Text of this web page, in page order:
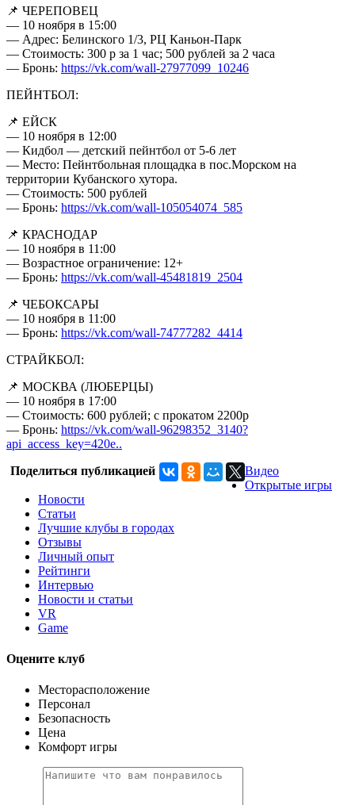
📌 ЧЕРЕПОВЕЦ
— 10 ноября в 15:00
— Адрес: Белинского 1/3, РЦ Каньон-Парк
— Стоимость: 300 р за 1 час; 500 рублей за 2 часа
— Бронь: https://vk.com/wall-27977099_10246
ПЕЙНТБОЛ:
📌 ЕЙСК
— 10 ноября в 12:00
— Кидбол — детский пейнтбол от 5-6 лет
— Место: Пейнтбольная площадка в пос.Морском на
территории Кубанского хутора.
— Стоимость: 500 рублей
— Бронь: https://vk.com/wall-105054074_585
📌 КРАСНОДАР
— 10 ноября в 11:00
— Возрастное ограничение: 12+
— Бронь: https://vk.com/wall-45481819_2504
📌 ЧЕБОКСАРЫ
— 10 ноября в 11:00
— Бронь: https://vk.com/wall-74777282_4414
СТРАЙКБОЛ:
📌 МОСКВА (ЛЮБЕРЦЫ)
— 10 ноября в 17:00
— Стоимость: 600 рублей; с прокатом 2200р
— Бронь: https://vk.com/wall-96298352_3140?
api_access_key=420e..
Поделиться публикацией
Видео
Открытые игры
Новости
Статьи
Лучшие клубы в городах
Отзывы
Личный опыт
Рейтинги
Интервью
Новости и статьи
VR
Game
Оцените клуб
Месторасположение
Персонал
Безопасность
Цена
Комфорт игры